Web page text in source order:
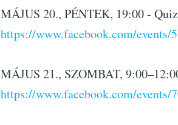
MÁJUS 20., PÉNTEK, 19:00 -
https://www.facebook.com/events/
MÁJUS 21., SZOMBAT,
https://www.facebook.com/events/